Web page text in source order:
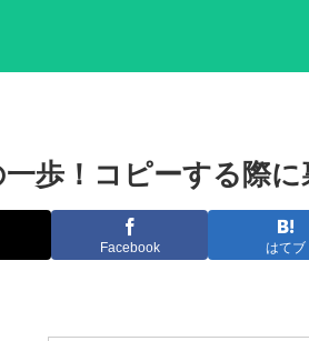
歩！コピーする際に
Facebook はてブ